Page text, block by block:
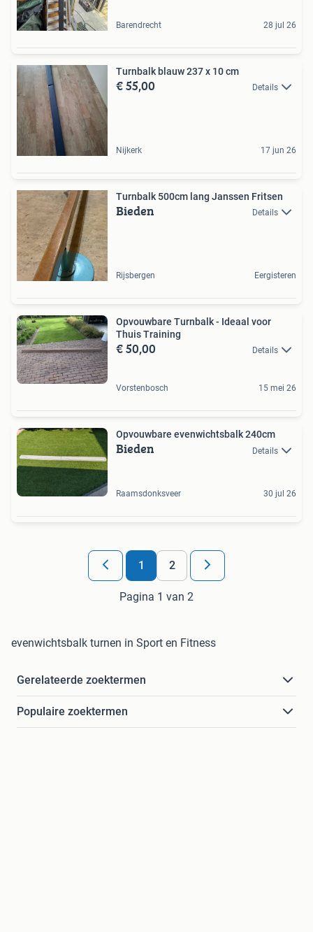
Barendrecht 28 jul 26
Turnbalk blauw 237 x 10 cm
€ 55,00 Details
Nijkerk 17 jun 26
Turnbalk 500cm lang Janssen Fritsen
Bieden Details
Rijsbergen Eergisteren
Opvouwbare Turnbalk - Ideaal voor
Thuis Training
€ 50,00 Details
Vorstenbosch 15 mei 26
Opvouwbare evenwichtsbalk 240cm
Bieden Details
Raamsdonksveer 30 jul 26
1 2
Pagina 1 van 2
evenwichtsbalk turnen in Sport en Fitness
Gerelateerde zoektermen
Populaire zoektermen